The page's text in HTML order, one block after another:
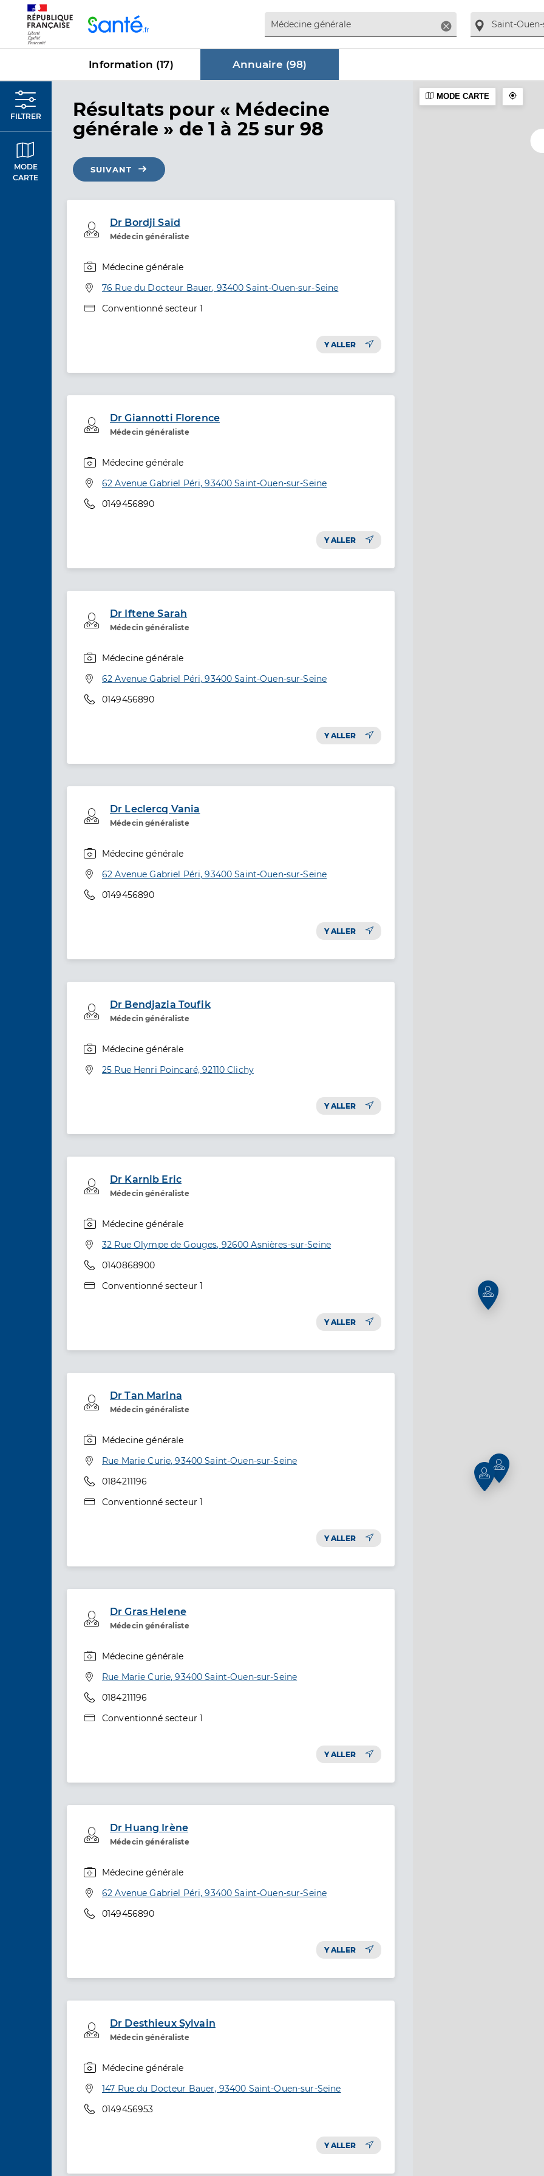
Supprimer
Information (17) Annuaire (98)
FILTRER
MODE
CARTE
Résultats dans Annuaire
pour « Médecine
générale » de 1 à 25 sur 98
SUIVANT
Dr Bordji Saïd
Médecin généraliste
Professionel de santé
Médecine générale
Adresse
76 Rue du Docteur Bauer, 93400 Saint-Ouen-sur-Seine
Type de convention
Conventionné secteur 1
Y ALLER
Dr Giannotti Florence
Médecin généraliste
Professionel de santé
Médecine générale
Adresse
62 Avenue Gabriel Péri, 93400 Saint-Ouen-sur-Seine
Téléphone
0149456890
Y ALLER
Dr Iftene Sarah
Médecin généraliste
Professionel de santé
Médecine générale
Adresse
62 Avenue Gabriel Péri, 93400 Saint-Ouen-sur-Seine
Téléphone
0149456890
Y ALLER
Dr Leclercq Vania
Médecin généraliste
Professionel de santé
Médecine générale
Adresse
62 Avenue Gabriel Péri, 93400 Saint-Ouen-sur-Seine
Téléphone
0149456890
Y ALLER
Dr Bendjazia Toufik
Médecin généraliste
Professionel de santé
Médecine générale
Adresse
25 Rue Henri Poincaré, 92110 Clichy
Y ALLER
Dr Karnib Eric
Médecin généraliste
Professionel de santé
Médecine générale
Adresse
32 Rue Olympe de Gouges, 92600 Asnières-sur-Seine
Téléphone
0140868900
Type de convention
Conventionné secteur 1
Y ALLER
Dr Tan Marina
Médecin généraliste
Professionel de santé
Médecine générale
Adresse
Rue Marie Curie, 93400 Saint-Ouen-sur-Seine
Téléphone
0184211196
Type de convention
Conventionné secteur 1
Y ALLER
Dr Gras Helene
Médecin généraliste
Professionel de santé
Médecine générale
Adresse
Rue Marie Curie, 93400 Saint-Ouen-sur-Seine
Téléphone
0184211196
Type de convention
Conventionné secteur 1
Y ALLER
Dr Huang Irène
Médecin généraliste
Professionel de santé
Médecine générale
Adresse
62 Avenue Gabriel Péri, 93400 Saint-Ouen-sur-Seine
Téléphone
0149456890
Y ALLER
Dr Desthieux Sylvain
Médecin généraliste
Professionel de santé
Médecine générale
Adresse
147 Rue du Docteur Bauer, 93400 Saint-Ouen-sur-Seine
Téléphone
0149456953
Y ALLER
MODE CARTE
Panneau de gestion des cookies